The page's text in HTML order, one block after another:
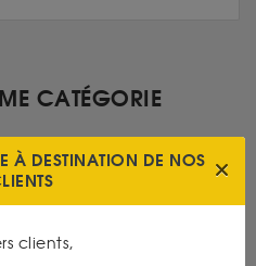
CATÉGORIE
À DESTINATION DE NOS
clients,